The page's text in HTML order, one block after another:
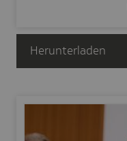
Herunterladen